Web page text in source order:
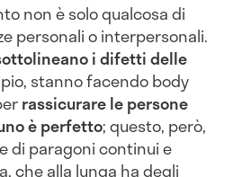
non è solo qualcosa di
personali o interpersonali.
i difetti delle
stanno facendo body
rassicurare le persone
è perfetto; questo, però,
di paragoni continui e
che alla lunga ha degli